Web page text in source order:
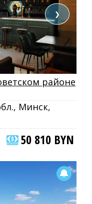
❯
районе
Минск,
50 810 BYN